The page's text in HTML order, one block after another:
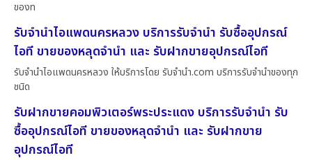
ของท
รับจำนำไอแพดนครหลวง บริการรับจำนำ รับซื้ออุปกรณ์
ไอที ขายของหลุดจำนำ และ รับฝากขายอุปกรณ์ไอที
รับจำนำไอแพดนครหลวง ให้บริการโดย รับจํานํา.com บริการรับจำนำของทุก
ชนิด
รับฝากขายคอมพิวเตอร์พระประแดง บริการรับจำนำ รับ
ซื้ออุปกรณ์ไอที ขายของหลุดจำนำ และ รับฝากขาย
อุปกรณ์ไอที